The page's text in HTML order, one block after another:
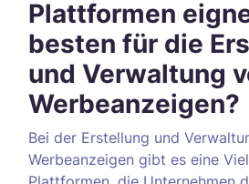
Plattformen
besten für die
und Verwaltung
Werbeanzeigen?
Bei der Erstellung und
Werbeanzeigen gibt es eine